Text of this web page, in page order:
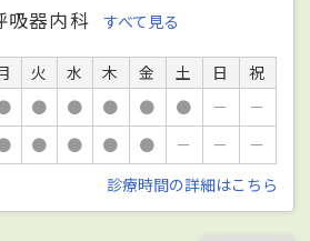
吸器内科 すべて見る
火 水 木 金 土 日
祝
● ● ● ● ● －
－
● ● ● ● － －
－
診療時間の詳細はこちら